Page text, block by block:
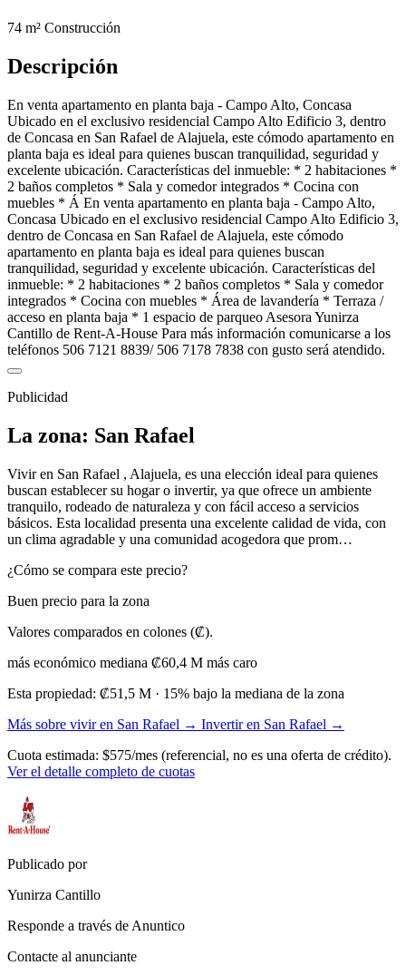
74 m² Construcción
Descripción
En venta apartamento en planta baja - Campo Alto, Concasa
Ubicado en el exclusivo residencial Campo Alto Edificio 3, dentro
de Concasa en San Rafael de Alajuela, este cómodo apartamento en
planta baja es ideal para quienes buscan tranquilidad, seguridad y
excelente ubicación. Características del inmueble: * 2 habitaciones *
2 baños completos * Sala y comedor integrados * Cocina con
muebles * Á En venta apartamento en planta baja - Campo Alto,
Concasa Ubicado en el exclusivo residencial Campo Alto Edificio 3,
dentro de Concasa en San Rafael de Alajuela, este cómodo
apartamento en planta baja es ideal para quienes buscan
tranquilidad, seguridad y excelente ubicación. Características del
inmueble: * 2 habitaciones * 2 baños completos * Sala y comedor
integrados * Cocina con muebles * Área de lavandería * Terraza /
acceso en planta baja * 1 espacio de parqueo Asesora Yunirza
Cantillo de Rent-A-House Para más información comunicarse a los
teléfonos 506 7121 8839/ 506 7178 7838 con gusto será atendido.
Publicidad
La zona: San Rafael
Vivir en San Rafael , Alajuela, es una elección ideal para quienes
buscan establecer su hogar o invertir, ya que ofrece un ambiente
tranquilo, rodeado de naturaleza y con fácil acceso a servicios
básicos. Esta localidad presenta una excelente calidad de vida, con
un clima agradable y una comunidad acogedora que prom…
¿Cómo se compara este precio?
Buen precio para la zona
Valores comparados en colones (₡).
más económico mediana ₡60,4 M más caro
Esta propiedad: ₡51,5 M · 15% bajo la mediana de la zona
Más sobre vivir en San Rafael → Invertir en San Rafael →
Cuota estimada: $575/mes (referencial, no es una oferta de crédito).
Ver el detalle completo de cuotas
Publicado por
Yunirza Cantillo
Responde a través de Anuntico
Contacte al anunciante